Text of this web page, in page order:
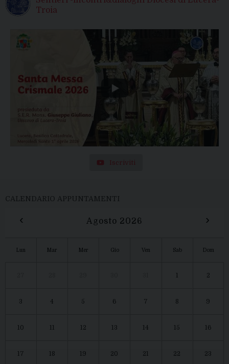
Troia
Iscriviti
CALENDARIO APPUNTAMENTI
‹ Agosto 2026 ›
Lun Mar Mer Gio Ven Sab Dom
1 2
3 4 5 6 7 8 9
10 11 12 13 14 15 16
17 18 19 20 21 22 23